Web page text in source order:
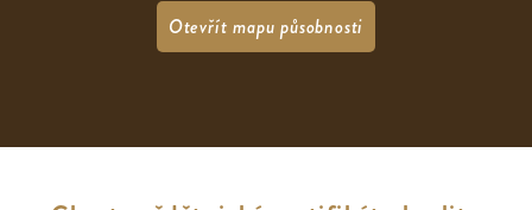
Otevřít mapu působnosti